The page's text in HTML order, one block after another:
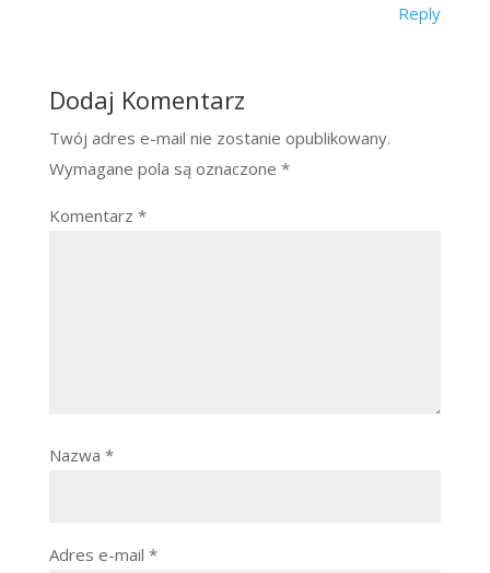
Reply
Dodaj Komentarz
Twój adres e-mail nie zostanie opublikowany.
Wymagane pola są oznaczone *
Komentarz *
Nazwa *
Adres e-mail *